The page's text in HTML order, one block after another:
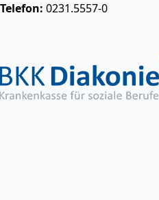
Telefon: 0231.5557-0